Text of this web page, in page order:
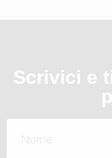
Scrivici e